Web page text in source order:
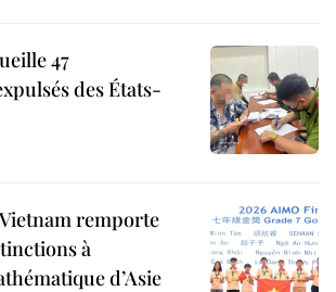
47
des États-
remporte
à
d’Asie